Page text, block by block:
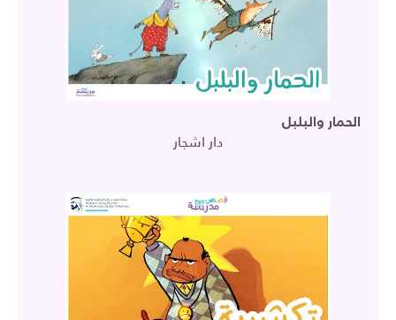
الحمار والبلبل
دار اشجار